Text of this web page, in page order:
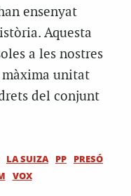
ensenyat
Aquesta
a les nostres
màxima unitat
del conjunt
LA SUIZA PP
PRESÓ
VOX